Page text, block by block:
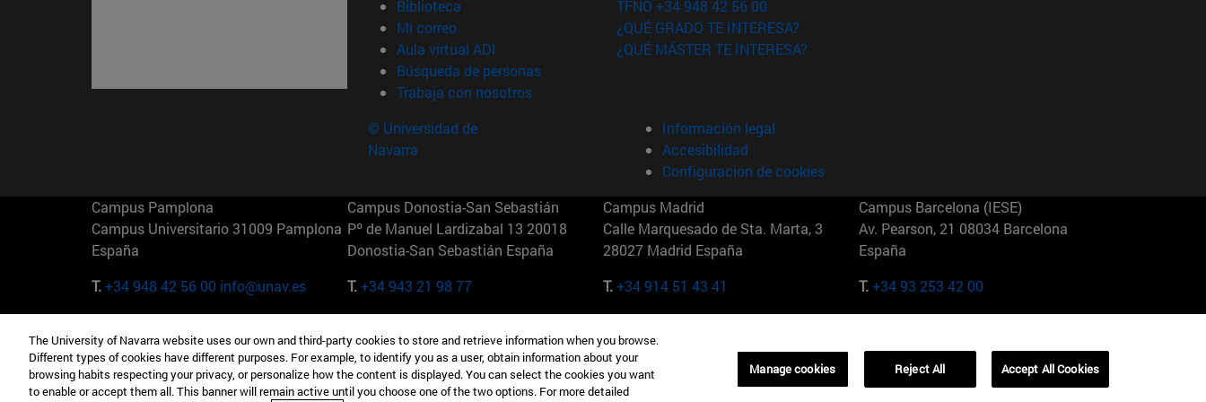
Biblioteca (abre en nueva ventana)
Mi correo(abre en nueva ventana)
Aula virtual ADI (abre en nueva ventana)
Búsqueda de personas(abre en nueva ventana)
Trabaja con nosotros(abre en nueva ventana)
TFNO +34 948 42 56 00
¿QUÉ GRADO TE INTERESA?
¿QUÉ MÁSTER TE INTERESA?
© Universidad de
Navarra
Información legal
Accesibilidad
Configuración de cookies
Campus Pamplona
Campus Universitario 31009 Pamplona
España
T.+34 948 42 56 00 info@unav.es
Campus Donostia-San Sebastián
Pº de Manuel Lardizabal 13 20018
Donostia-San Sebastián España
T.+34 943 21 98 77
Campus Madrid
Calle Marquesado de Sta. Marta, 3
28027 Madrid España
T.+34 914 51 43 41
Campus Barcelona (IESE)
Av. Pearson, 21 08034 Barcelona
España
T.+34 93 253 42 00
Camino del Cerro Águila 3 28023
Madrid España
165 W 57th St 10019-2201 Nueva York
EE.UU
Maria-Theresia-Straße 15 81675
Múnich Alemania
01321001 Bela Vista Brasil
The University of Navarra website uses our own and third-party cookies to store and retrieve information when you browse.
Different types of cookies have different purposes. For example, to identify you as a user, obtain information about your
browsing habits respecting your privacy, or personalize how the content is displayed. You can select the cookies you want
to enable or accept them all. This banner will remain active until you choose one of the two options. For more detailed
Manage cookies Reject All Accept All Cookies